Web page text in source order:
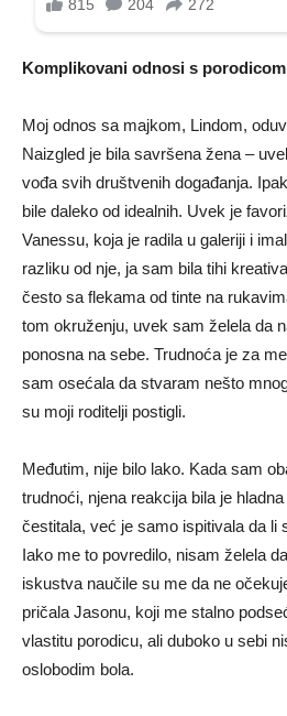
Komplikovani odnosi s porodicom
Moj odnos sa majkom, Lindom,
Naizgled je bila savršena žena –
vođa svih društvenih događanja.
bile daleko od idealnih. Uvek je
Vanessu, koja je radila u galeriji i
razliku od nje, ja sam bila tihi
često sa flekama od tinte na
tom okruženju, uvek sam želela da
ponosna na sebe. Trudnoća je za
sam osećala da stvaram nešto
su moji roditelji postigli.
Međutim, nije bilo lako. Kada sam
trudnoći, njena reakcija bila je
čestitala, već je samo ispitivala da li
Iako me to povredilo, nisam želela
iskustva naučile su me da ne
pričala Jasonu, koji me stalno
vlastitu porodicu, ali duboko u sebi
oslobodim bola.